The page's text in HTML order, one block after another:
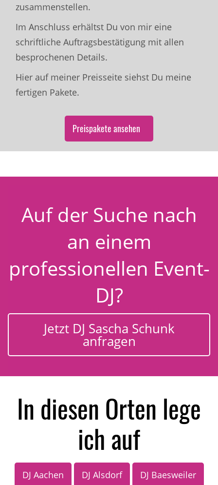
zusammenstellen.
Im Anschluss erhältst Du von mir eine
schriftliche Auftragsbestätigung mit allen
besprochenen Details.
Hier auf meiner Preisseite siehst Du meine
fertigen Pakete.
Preispakete ansehen
Auf der Suche nach
an einem
professionellen Event-
DJ?
Jetzt DJ Sascha Schunk
anfragen
In diesen Orten lege
ich auf
DJ Aachen DJ Alsdorf DJ Baesweiler